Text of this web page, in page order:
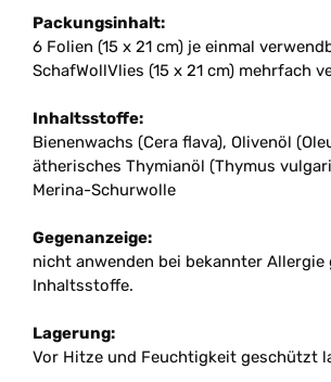
Packungsinhalt:
6 Folien (15 x 21 cm) je einmal
SchafWollVlies (15 x 21 cm) mehrfach
Inhaltsstoffe:
Bienenwachs (Cera flava), Olivenöl
ätherisches Thymianöl (Thymus
Merina-Schurwolle
Gegenanzeige:
nicht anwenden bei bekannter Allergie
Inhaltsstoffe.
Lagerung:
Vor Hitze und Feuchtigkeit geschützt